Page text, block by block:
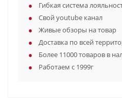
Гибкая система
Свой youtube канал
Живые обзоры на товар
Доставка по всей
Более 11000 товаров в
Работаем с 1999г